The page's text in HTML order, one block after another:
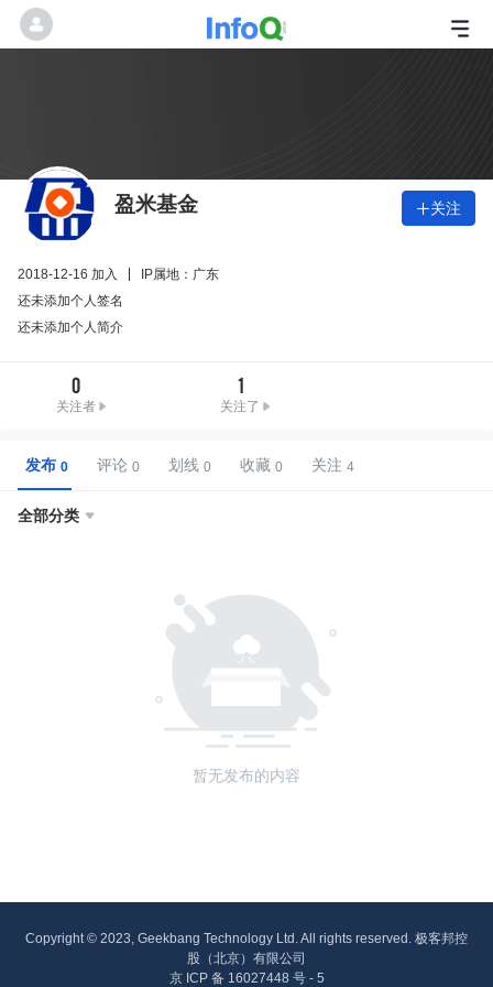
盈米基金 关注
2018-12-16 加入
IP属地：广东
还未添加个人签名
还未添加个人简介
0
关注者
1
关注了
发布 评论 划线 收藏 关注
全部分类 
暂无发布的内容
Copyright © 2023, Geekbang Technology Ltd. All rights reserved. 极客邦控
股（北京）有限公司
京 ICP 备 16027448 号 - 5